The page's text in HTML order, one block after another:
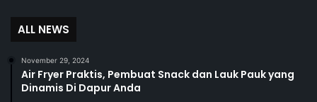
ALL NEWS
November 29, 2024
Air Fryer Praktis, Pembuat Snack dan Lauk Pauk yang
Dinamis Di Dapur Anda